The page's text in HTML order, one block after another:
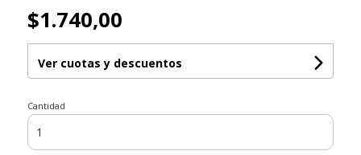
$1.740,00
Ver cuotas y descuentos
Cantidad